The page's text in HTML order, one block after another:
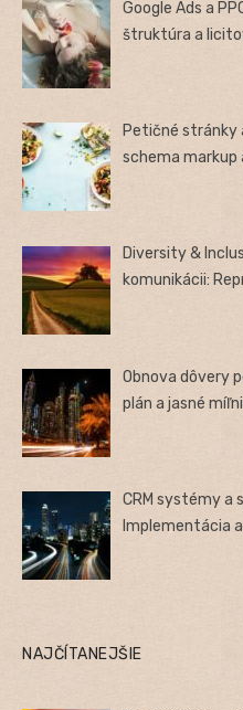
Google Ads a
štruktúra a
Petičné stránky
schema markup
Diversity &
komunikácii:
Obnova dôvery
plán a jasné
CRM systémy a
Implementácia
NAJČÍTANEJŠIE